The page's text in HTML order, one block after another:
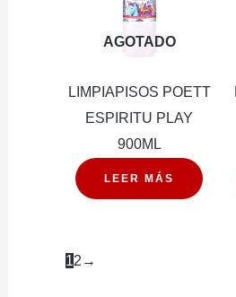
AGOTADO
LIMPIAPISOS POETT
ESPIRITU PLAY
900ML
LEER MÁS
12 →